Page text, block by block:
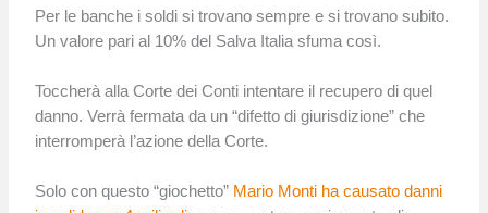
Per le banche i soldi si trovano sempre e si trovano subito.
Un valore pari al 10% del Salva Italia sfuma così.
Toccherà alla Corte dei Conti intentare il recupero di quel
danno. Verrà fermata da un “difetto di giurisdizione” che
interromperà l’azione della Corte.
Solo con questo “giochetto” Mario Monti ha causato danni